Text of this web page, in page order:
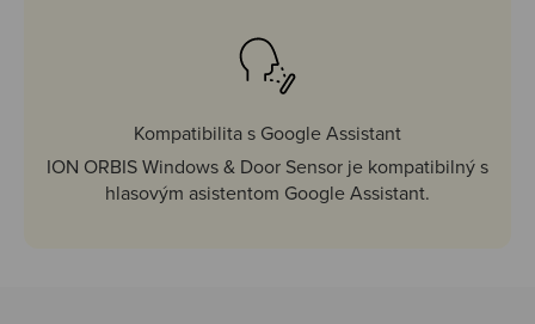
Kompatibilita s Google Assistant
ION ORBIS Windows & Door Sensor je kompatibilný s
hlasovým asistentom Google Assistant.